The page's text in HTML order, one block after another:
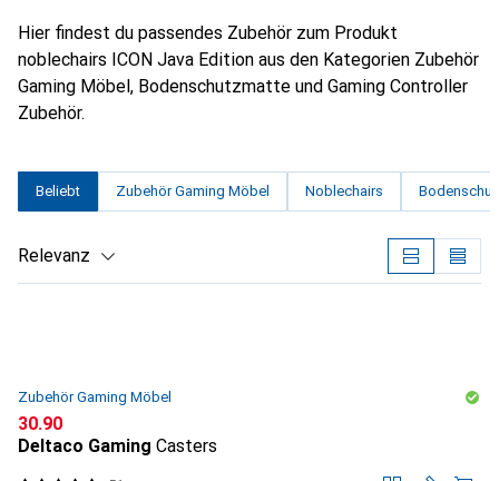
Hier findest du passendes Zubehör zum Produkt
noblechairs ICON Java Edition aus den Kategorien Zubehör
Gaming Möbel, Bodenschutzmatte und Gaming Controller
Zubehör.
Beliebt Zubehör Gaming Möbel Noblechairs
Relevanz
Zubehör Gaming Möbel
CHF
30.90
Deltaco Gaming Casters